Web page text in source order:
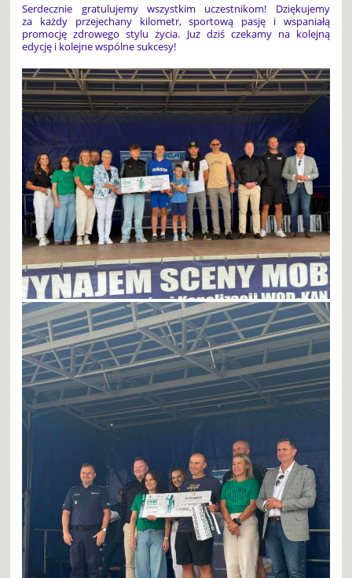
Serdecznie gratulujemy wszystkim uczestnikom! Dziękujemy
za każdy przejechany kilometr, sportową pasję i wspaniałą
promocję zdrowego stylu życia. Już dziś czekamy na kolejną
edycję i kolejne wspólne sukcesy!